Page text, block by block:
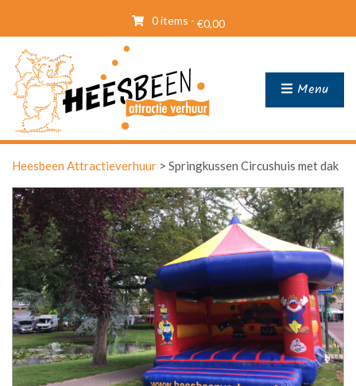
0 items - €0,00
Menu
Heesbeen Attractieverhuur > Springkussen Circushuis met dak